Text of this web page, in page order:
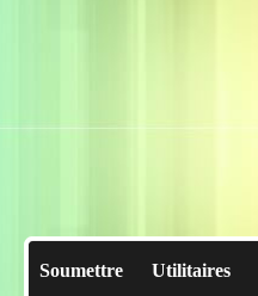
Soumettre Utilitaires